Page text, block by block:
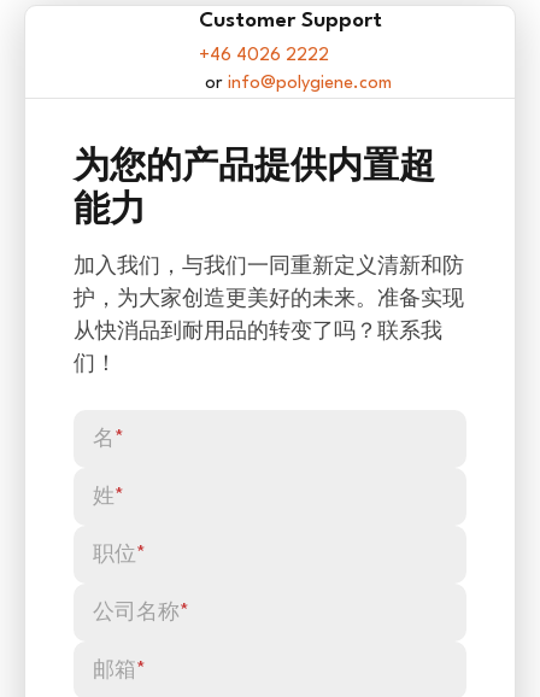
Customer Support
+46 4026 2222
info@polygiene.com
为您的产品提供内置超
能力
加入我们，与我们一同重新定义清新和防
护，为大家创造更美好的未来。准备实现
从快消品到耐用品的转变了吗？联系我
们！
名 *
姓*
职位*
公司名称*
邮箱*